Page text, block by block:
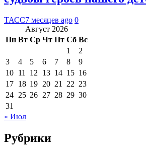
ТАСС7 месяцев ago 0
Август 2026
Пн Вт Ср Чт Пт Сб Вс
1
2
3
4 5 6 7 8
9
10 11 12 13 14 15 16
17 18 19 20 21 22 23
24 25 26 27 28 29 30
31
« Июл
Рубрики